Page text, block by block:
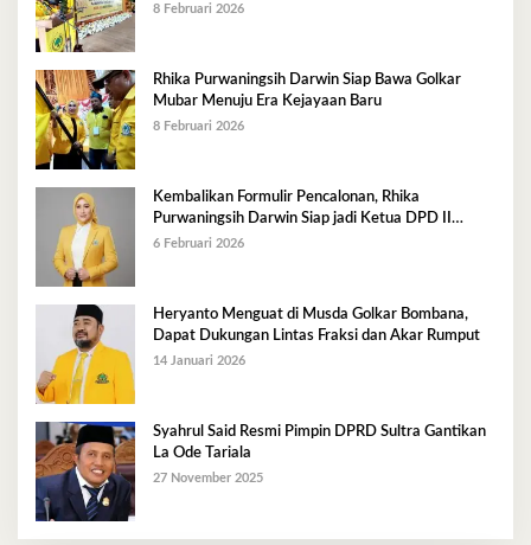
8 Februari 2026
Rhika Purwaningsih Darwin Siap Bawa Golkar
Mubar Menuju Era Kejayaan Baru
8 Februari 2026
Kembalikan Formulir Pencalonan, Rhika
Purwaningsih Darwin Siap jadi Ketua DPD II
Golkar Mubar
6 Februari 2026
Heryanto Menguat di Musda Golkar Bombana,
Dapat Dukungan Lintas Fraksi dan Akar Rumput
14 Januari 2026
Syahrul Said Resmi Pimpin DPRD Sultra Gantikan
La Ode Tariala
27 November 2025